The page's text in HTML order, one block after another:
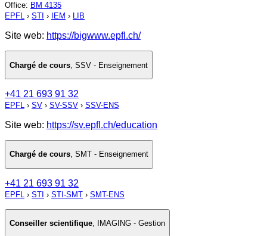
Office: BM 4135
EPFL › STI › IEM › LIB
Site web: https://bigwww.epfl.ch/
Chargé de cours SSV - Enseignement
+41 21 693 91 32
EPFL › SV › SV-SSV › SSV-ENS
Site web: https://sv.epfl.ch/education
Chargé de cours, SMT - Enseignement
+41 21 693 91 32
EPFL › STI › STI-SMT › SMT-ENS
Conseiller scientifique, IMAGING - Gestion